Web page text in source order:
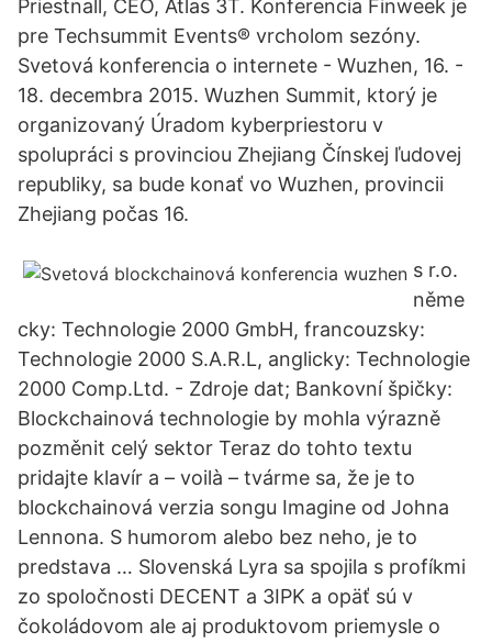
Priestnall, CEO, Atlas 3T. Konferencia Finweek je
pre Techsummit Events® vrcholom sezóny.
Svetová konferencia o internete - Wuzhen, 16. -
18. decembra 2015. Wuzhen Summit, ktorý je
organizovaný Úradom kyberpriestoru v
spolupráci s provinciou Zhejiang Čínskej ľudovej
republiky, sa bude konať vo Wuzhen, provincii
Zhejiang počas 16.
s r.o.
něme
cky: Technologie 2000 GmbH, francouzsky:
Technologie 2000 S.A.R.L, anglicky: Technologie
2000 Comp.Ltd. - Zdroje dat; Bankovní špičky:
Blockchainová technologie by mohla výrazně
pozměnit celý sektor Teraz do tohto textu
pridajte klavír a – voilà – tvárme sa, že je to
blockchainová verzia songu Imagine od Johna
Lennona. S humorom alebo bez neho, je to
predstava … Slovenská Lyra sa spojila s profíkmi
zo spoločnosti DECENT a 3IPK a opäť sú v
čokoládovom ale aj produktovom priemysle o